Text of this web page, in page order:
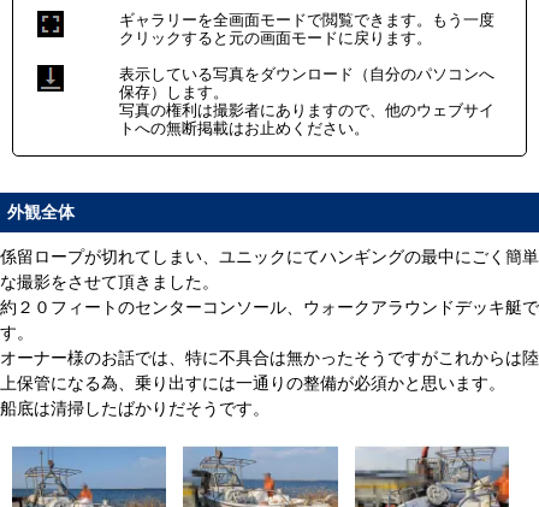
ギャラリーを全画面モードで閲覧できます。もう一度
クリックすると元の画面モードに戻ります。
表示している写真をダウンロード（自分のパソコンへ
保存）します。
写真の権利は撮影者にありますので、他のウェブサイ
トへの無断掲載はお止めください。
外観全体
係留ロープが切れてしまい、ユニックにてハンギングの最中にごく簡単
な撮影をさせて頂きました。
約２０フィートのセンターコンソール、ウォークアラウンドデッキ艇で
す。
オーナー様のお話では、特に不具合は無かったそうですがこれからは陸
上保管になる為、乗り出すには一通りの整備が必須かと思います。
船底は清掃したばかりだそうです。